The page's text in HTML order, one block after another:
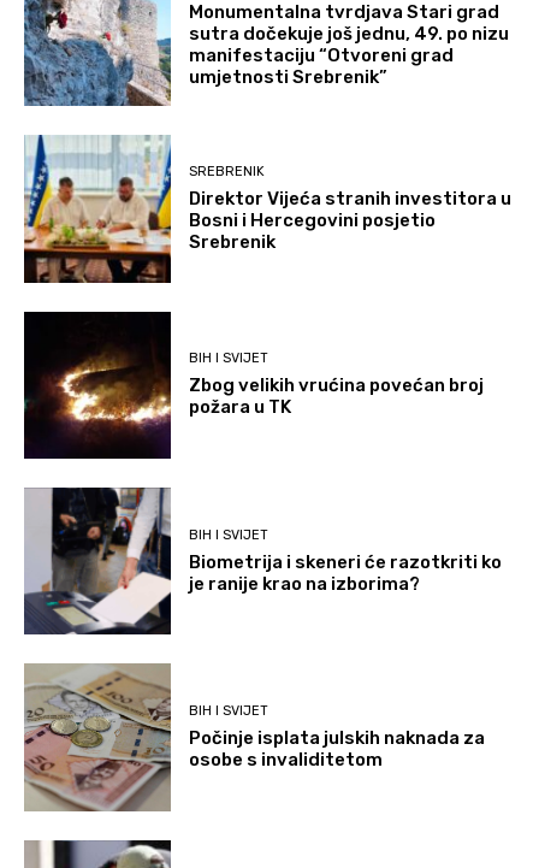
Monumentalna tvrdjava Stari grad
sutra dočekuje još jednu, 49. po nizu
manifestaciju “Otvoreni grad
umjetnosti Srebrenik”
SREBRENIK
Direktor Vijeća stranih investitora u
Bosni i Hercegovini posjetio
Srebrenik
BIH I SVIJET
Zbog velikih vrućina povećan broj
požara u TK
BIH I SVIJET
Biometrija i skeneri će razotkriti ko
je ranije krao na izborima?
BIH I SVIJET
Počinje isplata julskih naknada za
osobe s invaliditetom